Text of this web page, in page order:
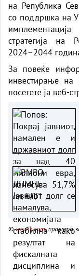
на Република
со поддршка на
стратегија на
2024–2044
За повеќе
инвестирање на
посетете ја веб-
©vesnik.com, правата